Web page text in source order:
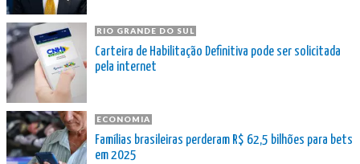
RIO GRANDE DO SUL
Carteira de Habilitação Definitiva pode ser solicitada
pela internet
ECONOMIA
Famílias brasileiras perderam R$ 62,5 bilhões para bets
em 2025